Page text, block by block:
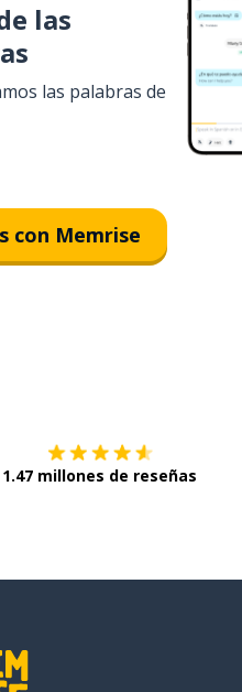
las
las palabras de
con Memrise
1.47 millones de reseñas